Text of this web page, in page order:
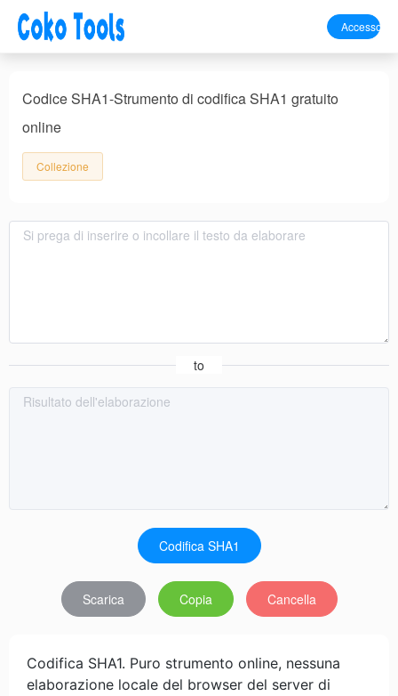
Accesso
Codice SHA1-Strumento di codifica SHA1 gratuito
online
Collezione
to
Codifica SHA1
Scarica Copia Cancella
Codifica SHA1. Puro strumento online, nessuna
elaborazione locale del browser del server di